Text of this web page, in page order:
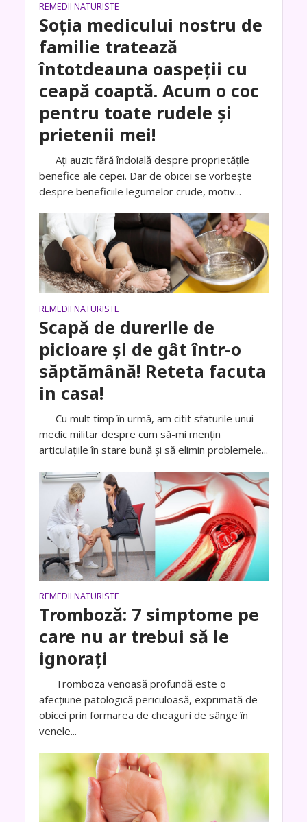
REMEDII NATURISTE
Soția medicului nostru de
familie tratează
întotdeauna oaspeții cu
ceapă coaptă. Acum o coc
pentru toate rudele și
prietenii mei!
Ați auzit fără îndoială despre proprietățile
benefice ale cepei. Dar de obicei se vorbește
despre beneficiile legumelor crude, motiv...
REMEDII NATURISTE
Scapă de durerile de
picioare și de gât într-o ​​
săptămână! Reteta facuta
in casa!
Cu mult timp în urmă, am citit sfaturile unui
medic militar despre cum să-mi mențin
articulațiile în stare bună și să elimin problemele...
REMEDII NATURISTE
Tromboză: 7 simptome pe
care nu ar trebui să le
ignorați
Tromboza venoasă profundă este o
afecțiune patologică periculoasă, exprimată de
obicei prin formarea de cheaguri de sânge în
venele...